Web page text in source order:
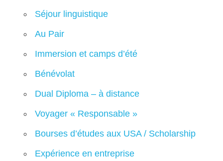
Séjour linguistique
Au Pair
Immersion et camps d’été
Bénévolat
Dual Diploma – à distance
Voyager « Responsable »
Bourses d’études aux USA / Scholarship
Expérience en entreprise